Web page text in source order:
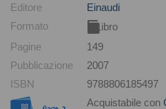
Editore
Einaudi
Formato
Libro
Pagine
149
Pubblicazione
2007
ISBN
9788806185497
Acquistabile con